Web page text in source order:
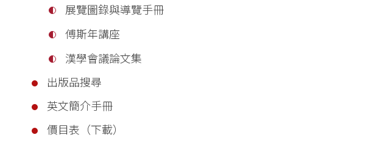
展覽圖錄與導覽手冊
傅斯年講座
漢學會議論文集
出版品搜尋
英文簡介手冊
價目表（下載）